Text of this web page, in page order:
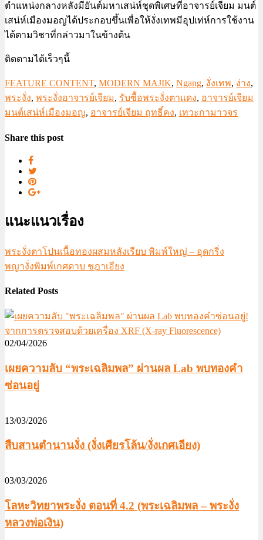
ตำแหน่งกลางหลังมียันต์มหาเสน่ห์ชุดพิเศษที่อาจารย์เจียม มนต์
เสน่ห์เมืองมอญได้ประกอบขึ้นเพื่อให้งั่งเทพมีอุปเท่ห์การใช้งาน
ได้ตามวิชาที่กล่าวมาในข้างต้น
ติดตามได้เร็วๆนี้
FEATURE CONTENT, MODERN MAJIK, Ngang, งั่งเทพ, ง่าง,
พระงั่ง, พระงั่งอาจารย์เจียม, รับซื้อพระงั่งตาแดง, อาจารย์เจียม
มนต์เสน่ห์เมืองมอญ, อาจารย์เจียม ฤทธิ์คง, เทวะกามาวจร
Share this post
แนะแนวเรื่อง
พระงั่งตาโปนเนื้อทองผสมหลังเรียบ พิมพ์ใหญ่ – อุดกริ่ง
พญางั่งพิมพ์เกศดาบ ชฎาเอียง
Related Posts
02/04/2026
เผยความลับ “พระเฉลิมพล” ผ่านผล Lab พบทองคำ
ซ่อนอยู่
13/03/2026
สืบสานตำนานงั่ง (งั่งเศียรโล้น/งั่งเกศเอียง)
03/03/2026
โลหะวิทยาพระงั่ง ตอนที่ 4.2 (พระเฉลิมพล – พระงั่ง
หลวงพ่อเงิน)